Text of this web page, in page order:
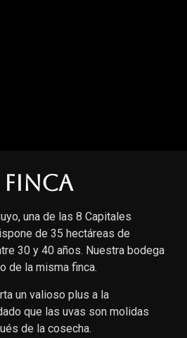
finca
una de las 8 Capitales
de 35 hectáreas de
30 y 40 años. Nuestra bodega
de la misma finca.
un valioso plus a la
que las uvas son molidas
de la cosecha.